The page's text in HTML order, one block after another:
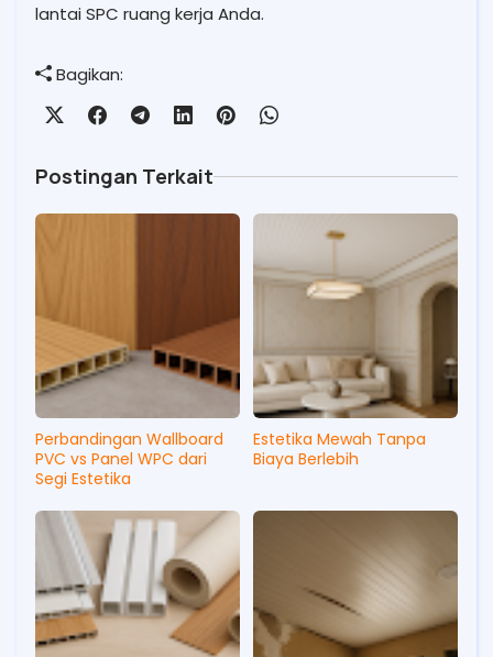
lantai SPC ruang kerja Anda.
Bagikan:
Postingan Terkait
Perbandingan Wallboard
PVC vs Panel WPC dari
Segi Estetika
Estetika Mewah Tanpa
Biaya Berlebih